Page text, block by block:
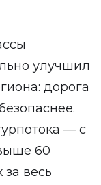
улучшил
дорога
— с
60
за весь